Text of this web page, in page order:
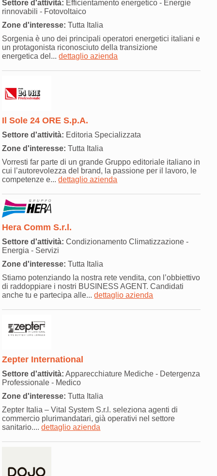
Settore d'attività: Efficientamento energetico - Energie
rinnovabili - Fotovoltaico
Zone d'interesse: Tutta Italia
Sorgenia è uno dei principali operatori energetici italiani e
un protagonista riconosciuto della transizione
energetica del...dettaglio azienda
Il Sole 24 ORE S.p.A.
Settore d'attività: Editoria Specializzata
Zone d'interesse: Tutta Italia
Vorresti far parte di un grande Gruppo editoriale italiano in
cui l’autorevolezza del brand, la passione per il lavoro, le
competenze e...dettaglio azienda
Hera Comm S.r.l.
Settore d'attività: Condizionamento Climatizzazione -
Energia - Servizi
Zone d'interesse: Tutta Italia
Stiamo potenziando la nostra rete vendita, con l’obbiettivo
di raddoppiare i nostri BUSINESS AGENT. Candidati
anche tu e partecipa alle...dettaglio azienda
Zepter International
Settore d'attività: Apparecchiature Mediche - Detergenza
Professionale - Medico
Zone d'interesse: Tutta Italia
Zepter Italia – Vital System S.r.l. seleziona agenti di
commercio plurimandatari, già operativi nel settore
sanitario....dettaglio azienda